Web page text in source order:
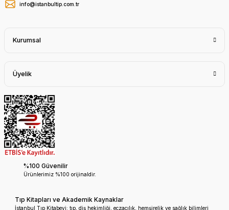
info@istanbultip.com.tr
Kurumsal
Üyelik
%100 Güvenilir
Ürünlerimiz %100 orijinaldir.
Tıp Kitapları ve Akademik Kaynaklar
İstanbul Tıp Kitabevi; tıp, diş hekimliği, eczacılık, hemşirelik ve sağlık bilimleri